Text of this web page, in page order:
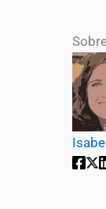
Isabel